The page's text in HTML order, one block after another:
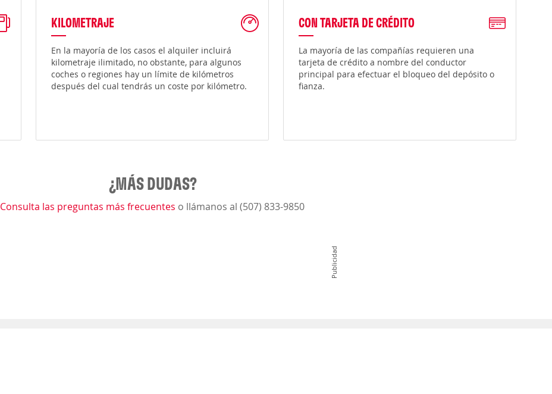
KILOMETRAJE
En la mayoría de los casos el alquiler incluirá
kilometraje ilimitado, no obstante, para algunos
coches o regiones hay un límite de kilómetros
después del cual tendrás un coste por kilómetro.
CON TARJETA DE CRÉDITO
La mayoría de las compañías requieren una
tarjeta de crédito a nombre del conductor
principal para efectuar el bloqueo del depósito o
fianza.
¿MÁS DUDAS?
Consulta las preguntas más frecuentes o llámanos al (507) 833-9850
Publicidad